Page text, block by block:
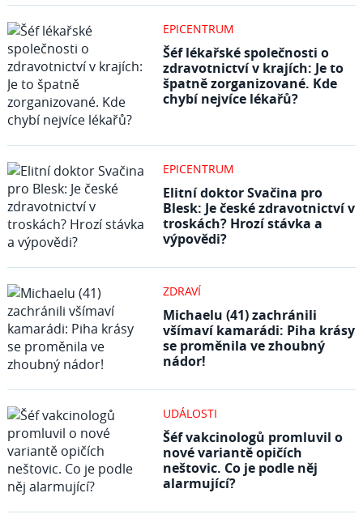
EPICENTRUM
Šéf lékařské společnosti o
zdravotnictví v krajích: Je to
špatně zorganizované. Kde
chybí nejvíce lékařů?
EPICENTRUM
Elitní doktor Svačina pro
Blesk: Je české zdravotnictví v
troskách? Hrozí stávka a
výpovědi?
ZDRAVÍ
Michaelu (41) zachránili
všímaví kamarádi: Piha krásy
se proměnila ve zhoubný
nádor!
UDÁLOSTI
Šéf vakcinologů promluvil o
nové variantě opičích
neštovic. Co je podle něj
alarmující?